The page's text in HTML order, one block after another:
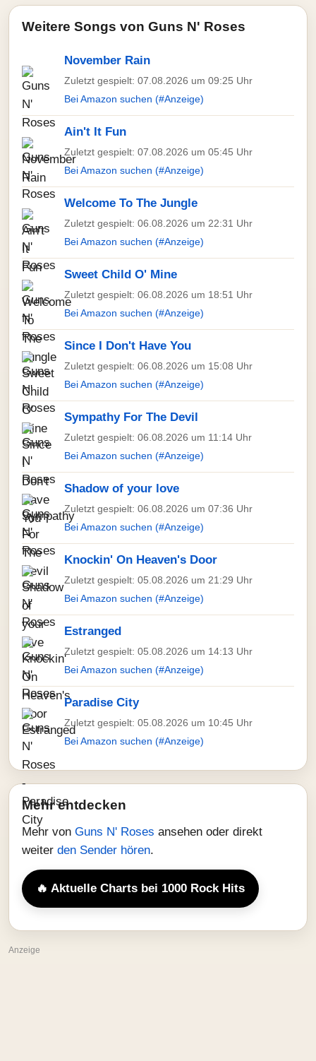
Weitere Songs von Guns N' Roses
November Rain
Zuletzt gespielt: 07.08.2026 um 09:25 Uhr
Bei Amazon suchen (#Anzeige)
Ain't It Fun
Zuletzt gespielt: 07.08.2026 um 05:45 Uhr
Bei Amazon suchen (#Anzeige)
Welcome To The Jungle
Zuletzt gespielt: 06.08.2026 um 22:31 Uhr
Bei Amazon suchen (#Anzeige)
Sweet Child O' Mine
Zuletzt gespielt: 06.08.2026 um 18:51 Uhr
Bei Amazon suchen (#Anzeige)
Since I Don't Have You
Zuletzt gespielt: 06.08.2026 um 15:08 Uhr
Bei Amazon suchen (#Anzeige)
Sympathy For The Devil
Zuletzt gespielt: 06.08.2026 um 11:14 Uhr
Bei Amazon suchen (#Anzeige)
Shadow of your love
Zuletzt gespielt: 06.08.2026 um 07:36 Uhr
Bei Amazon suchen (#Anzeige)
Knockin' On Heaven's Door
Zuletzt gespielt: 05.08.2026 um 21:29 Uhr
Bei Amazon suchen (#Anzeige)
Estranged
Zuletzt gespielt: 05.08.2026 um 14:13 Uhr
Bei Amazon suchen (#Anzeige)
Paradise City
Zuletzt gespielt: 05.08.2026 um 10:45 Uhr
Bei Amazon suchen (#Anzeige)
Mehr entdecken
Mehr von Guns N' Roses ansehen oder direkt
weiter den Sender hören.
🔥 Aktuelle Charts bei 1000 Rock Hits
Anzeige